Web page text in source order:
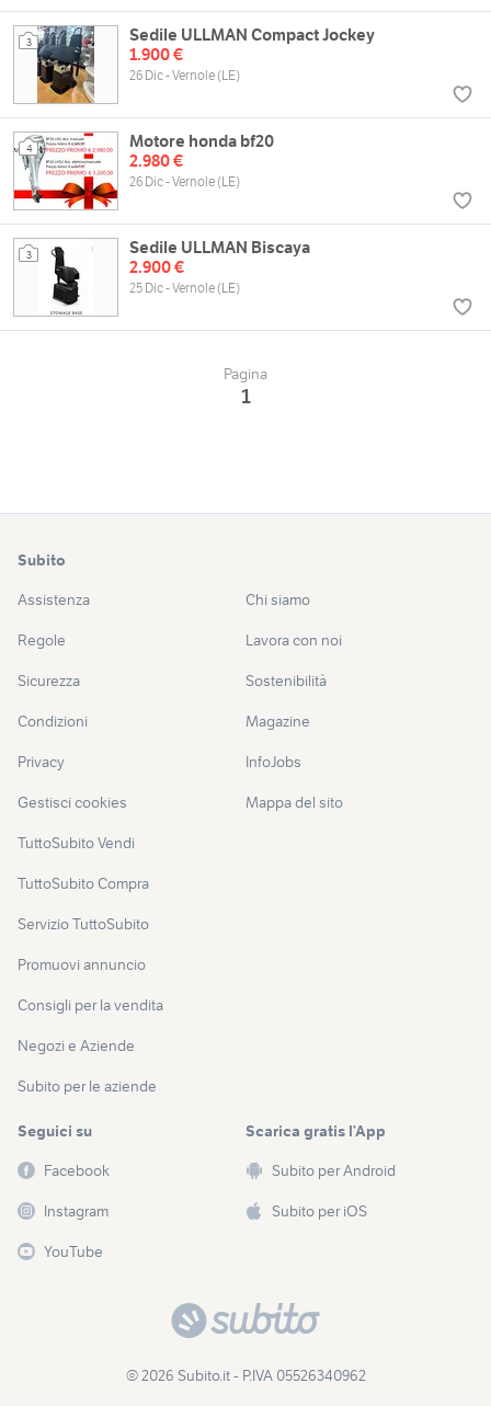
3
Sedile ULLMAN Compact Jockey
1.900 €
26 Dic - Vernole (LE)
4
Motore honda bf20
2.980 €
26 Dic - Vernole (LE)
3
Sedile ULLMAN Biscaya
2.900 €
25 Dic - Vernole (LE)
Pagina
1
Subito
Assistenza
Regole
Sicurezza
Condizioni
Privacy
Gestisci cookies
TuttoSubito Vendi
TuttoSubito Compra
Servizio TuttoSubito
Promuovi annuncio
Consigli per la vendita
Negozi e Aziende
Subito per le aziende
Chi siamo
Lavora con noi
Sostenibilità
Magazine
InfoJobs
Mappa del sito
Seguici su
Facebook
Instagram
YouTube
Scarica gratis l’App
Subito per Android
Subito per iOS
© 2026 Subito.it - P.IVA 05526340962